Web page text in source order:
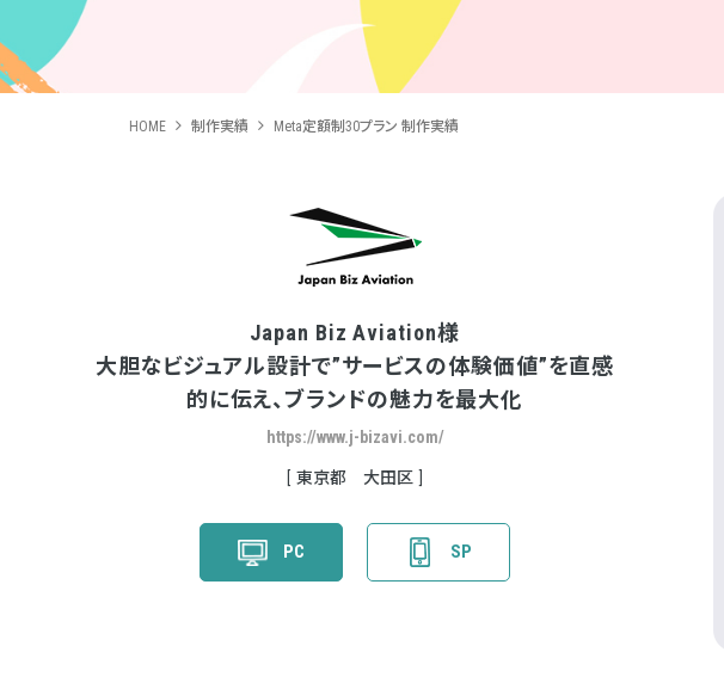
HOME 制作実績 Meta定額制30プラン 制作実績
Japan Biz Aviation様
大胆なビジュアル設計で”サービスの体験価値”を直感
的に伝え、ブランドの魅力を最大化
https://www.j-bizavi.com/
東京都 大田区
PC SP